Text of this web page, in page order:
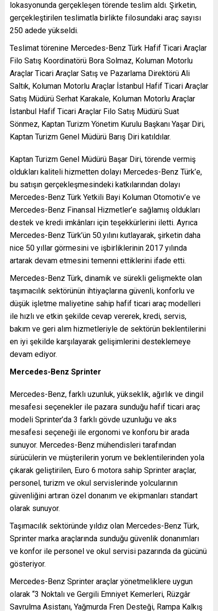
lokasyonunda gerçekleşen törende teslim aldı. Şirketin,
gerçekleştirilen teslimatla birlikte filosundaki araç sayısı
250 adede yükseldi.
Teslimat törenine Mercedes-Benz Türk Hafif Ticari Araçlar
Filo Satış Koordinatörü Bora Solmaz, Koluman Motorlu
Araçlar Ticari Araçlar Satış ve Pazarlama Direktörü Ali
Saltık, Koluman Motorlu Araçlar İstanbul Hafif Ticari Araçlar
Satış Müdürü Serhat Karakale, Koluman Motorlu Araçlar
İstanbul Hafif Ticari Araçlar Filo Satış Müdürü Suat
Sönmez, Kaptan Turizm Yönetim Kurulu Başkanı Yaşar Diri,
Kaptan Turizm Genel Müdürü Barış Diri katıldılar.
Kaptan Turizm Genel Müdürü Başar Diri, törende vermiş
oldukları kaliteli hizmetten dolayı Mercedes-Benz Türk’e,
bu satışın gerçekleşmesindeki katkılarından dolayı
Mercedes-Benz Türk Yetkili Bayi Koluman Otomotiv’e ve
Mercedes-Benz Finansal Hizmetler’e sağlamış oldukları
destek ve kredi imkânları için teşekkürlerini iletti. Ayrıca
Mercedes-Benz Türk’ün 50.yılını kutlayarak, şirketin daha
nice 50 yıllar görmesini ve işbirliklerinin 2017 yılında
artarak devam etmesini temenni ettiklerini ifade etti.
Mercedes-Benz Türk, dinamik ve sürekli gelişmekte olan
taşımacılık sektörünün ihtiyaçlarına güvenli, konforlu ve
düşük işletme maliyetine sahip hafif ticari araç modelleri
ile hızlı ve etkin şekilde cevap vererek, kredi, servis,
bakım ve geri alım hizmetleriyle de sektörün beklentilerini
en iyi şekilde karşılayarak gelişimlerini desteklemeye
devam ediyor.
Mercedes-Benz Sprinter
Mercedes-Benz, farklı uzunluk, yükseklik, ağırlık ve dingil
mesafesi seçenekler ile pazara sunduğu hafif ticari araç
modeli Sprinter’da 3 farklı gövde uzunluğu ve aks
mesafesi seçeneği ile ergonomi ve konforu bir arada
sunuyor. Mercedes-Benz mühendisleri tarafından
sürücülerin ve müşterilerin yorum ve beklentilerinden yola
çıkarak geliştirilen, Euro 6 motora sahip Sprinter araçlar,
personel, turizm ve okul servislerinde yolcularının
güvenliğini artıran özel donanım ve ekipmanları standart
olarak sunuyor.
Taşımacılık sektöründe yıldız olan Mercedes-Benz Türk,
Sprinter marka araçlarında sunduğu güvenlik donanımları
ve konfor ile personel ve okul servisi pazarında da gücünü
gösteriyor.
Mercedes-Benz Sprinter araçlar yönetmeliklere uygun
olarak “3 Noktalı ve Gergili Emniyet Kemerleri, Rüzgâr
Savrulma Asistanı, Yağmurda Fren Desteği, Rampa Kalkış